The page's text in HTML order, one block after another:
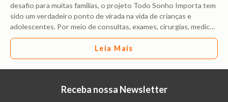
desafio para muitas famílias, o projeto Todo Sonho Importa tem
sido um verdadeiro ponto de virada na vida de crianças e
adolescentes. Por meio de consultas, exames, cirurgias, medic…
Leia Mais
Receba nossa Newsletter